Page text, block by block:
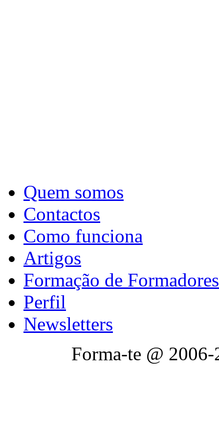
Quem somos
Contactos
Como funciona
Artigos
Formação de Formadores
Perfil
Newsletters
Forma-te @